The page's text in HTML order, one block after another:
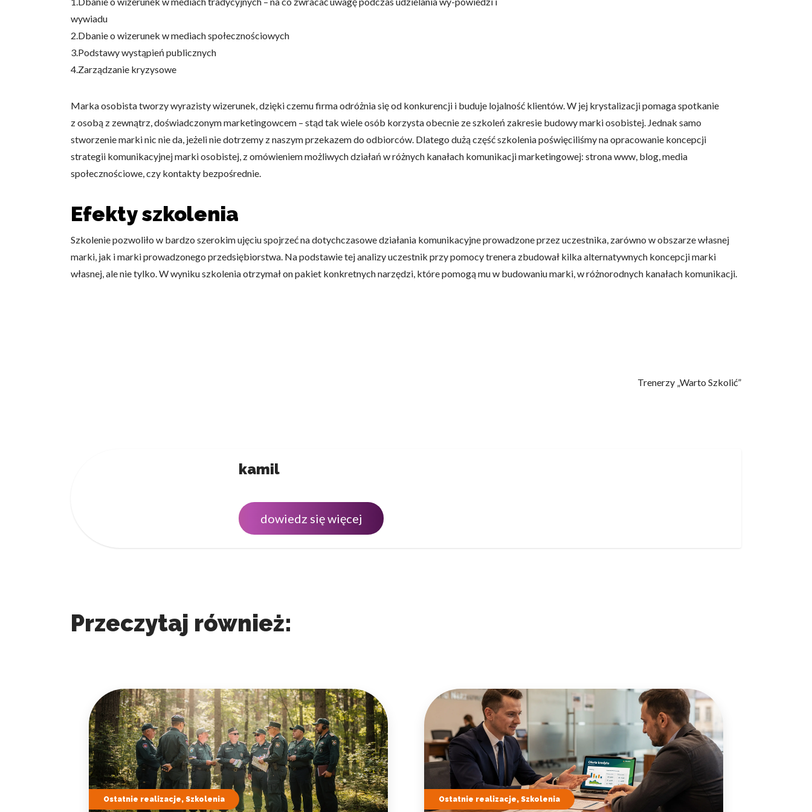
wywiadu
2.Dbanie o wizerunek w mediach społecznościowych
3.Podstawy wystąpień publicznych
4.Zarządzanie kryzysowe
Marka osobista tworzy wyrazisty wizerunek, dzięki czemu firma odróżnia się od konkurencji i buduje lojalność klientów. W jej krystalizacji pomaga spotkanie
z osobą z zewnątrz, doświadczonym marketingowcem – stąd tak wiele osób korzysta obecnie ze szkoleń zakresie budowy marki osobistej. Jednak samo
stworzenie marki nic nie da, jeżeli nie dotrzemy z naszym przekazem do odbiorców. Dlatego dużą część szkolenia poświęciliśmy na opracowanie koncepcji
strategii komunikacyjnej marki osobistej, z omówieniem możliwych działań w różnych kanałach komunikacji marketingowej: strona www, blog, media
społecznościowe, czy kontakty bezpośrednie.
Efekty szkolenia
Szkolenie pozwoliło w bardzo szerokim ujęciu spojrzeć na dotychczasowe działania komunikacyjne prowadzone przez uczestnika, zarówno w obszarze własnej
marki, jak i marki prowadzonego przedsiębiorstwa. Na podstawie tej analizy uczestnik przy pomocy trenera zbudował kilka alternatywnych koncepcji marki
własnej, ale nie tylko. W wyniku szkolenia otrzymał on pakiet konkretnych narzędzi, które pomogą mu w budowaniu marki, w różnorodnych kanałach komunikacji.
Trenerzy „Warto Szkolić”
kamil
dowiedz się więcej
Przeczytaj również:
Ostatnie realizacje, Szkolenia Ostatnie realizacje, Szkolenia
Statystyczne pliki cookie pomagają właścicielem stron internetowych zrozumieć, w jaki sposób różni użytkownicy zachowują się
na stronie, gromadząc i zgłaszając anonimowe informacje.
Marketingowe pliki cookie stosowane są w celu śledzenia użytkowników na stronach internetowych. Celem jest wyświetlanie
reklam, które są istotne i interesujące dla poszczególnych użytkowników i tym samym bardziej cenne dla wydawców i
reklamodawców strony trzeciej.
Nieklasyfikowane
Odrzuć